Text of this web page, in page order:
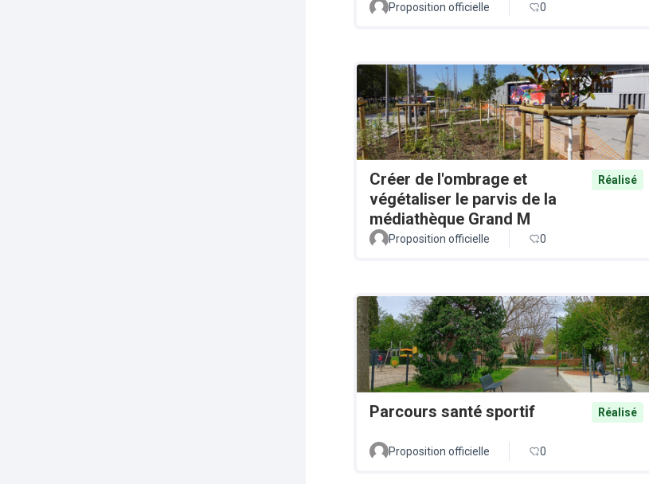
Proposition officielle 0
Créer de l'ombrage et
végétaliser le parvis de la
médiathèque Grand M
Réalisé
Proposition officielle 0
Parcours santé sportif Réalisé
Proposition officielle 0